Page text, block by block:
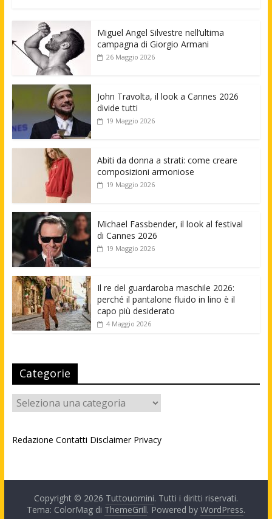
Miguel Angel Silvestre nell’ultima
campagna di Giorgio Armani
26 Maggio 2026
John Travolta, il look a Cannes 2026
divide tutti
19 Maggio 2026
Abiti da donna a strati: come creare
composizioni armoniose
19 Maggio 2026
Michael Fassbender, il look al festival
di Cannes 2026
19 Maggio 2026
Il re del guardaroba maschile 2026:
perché il pantalone fluido in lino è il
capo più desiderato
4 Maggio 2026
Categorie
Categorie
Redazione Contatti Disclaimer Privacy
Copyright © 2026 Tuttouomini. Tutti i diritti riservati.
Tema: ColorMag di ThemeGrill. Powered by WordPress.